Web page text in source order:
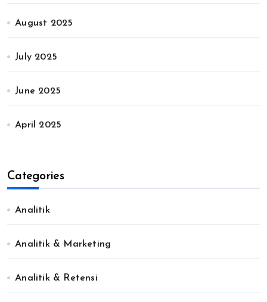
August 2025
July 2025
June 2025
April 2025
Categories
Analitik
Analitik & Marketing
Analitik & Retensi